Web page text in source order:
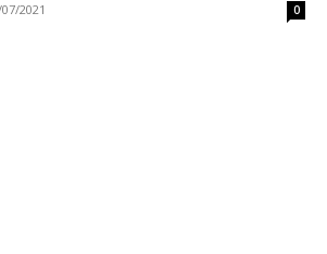
2021 0